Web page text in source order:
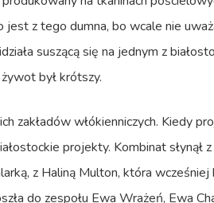
z tego dumna, bo wcale nie
suszącą się na jednym z
był krótszy.
zakładów włókienniczych. Kiedy
projekty. Kombinat
z Haliną Multon, która
do zespołu Ewa Wrażeń, Ewa